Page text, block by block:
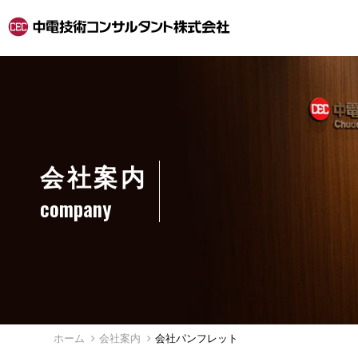
会社案内
company
ホーム 会社案内 会社パンフレット